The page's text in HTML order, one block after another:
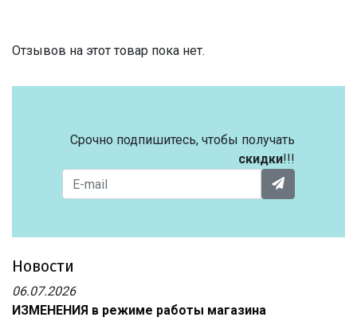
Отзывов на этот товар пока нет.
Срочно подпишитесь, чтобы получать
скидки!!!
Новости
06.07.2026
ИЗМЕНЕНИЯ в режиме работы магазина